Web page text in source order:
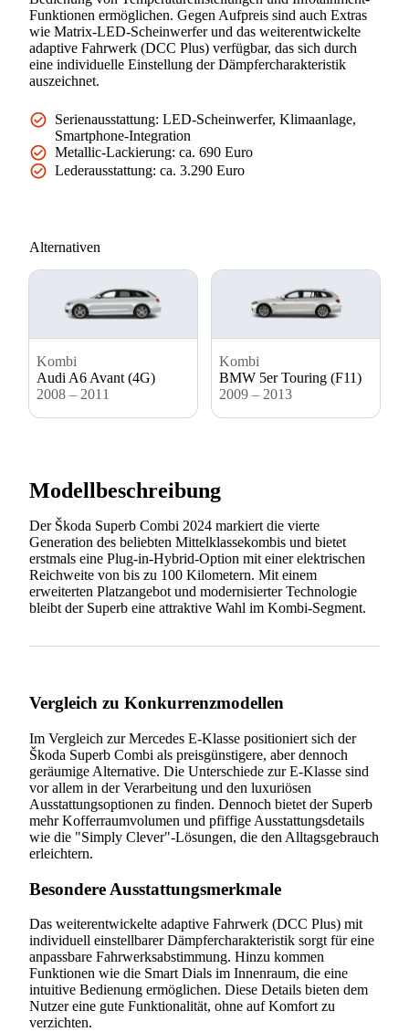
Funktionen ermöglichen. Gegen Aufpreis sind auch Extras
wie Matrix-LED-Scheinwerfer und das weiterentwickelte
adaptive Fahrwerk (DCC Plus) verfügbar, das sich durch
eine individuelle Einstellung der Dämpfercharakteristik
auszeichnet.
Serienausstattung: LED-Scheinwerfer, Klimaanlage,
Smartphone-Integration
Metallic-Lackierung: ca. 690 Euro
Lederausstattung: ca. 3.290 Euro
Alternativen
Kombi
Audi A6 Avant (4G)
2008 – 2011
Kombi
BMW 5er Touring (F11)
2009 – 2013
Modellbeschreibung
Der Škoda Superb Combi 2024 markiert die vierte
Generation des beliebten Mittelklassekombis und bietet
erstmals eine Plug-in-Hybrid-Option mit einer elektrischen
Reichweite von bis zu 100 Kilometern. Mit einem
erweiterten Platzangebot und modernisierter Technologie
bleibt der Superb eine attraktive Wahl im Kombi-Segment.
Vergleich zu Konkurrenzmodellen
Im Vergleich zur Mercedes E-Klasse positioniert sich der
Škoda Superb Combi als preisgünstigere, aber dennoch
geräumige Alternative. Die Unterschiede zur E-Klasse sind
vor allem in der Verarbeitung und den luxuriösen
Ausstattungsoptionen zu finden. Dennoch bietet der Superb
mehr Kofferraumvolumen und pfiffige Ausstattungsdetails
wie die "Simply Clever"-Lösungen, die den Alltagsgebrauch
erleichtern.
Besondere Ausstattungsmerkmale
Das weiterentwickelte adaptive Fahrwerk (DCC Plus) mit
individuell einstellbarer Dämpfercharakteristik sorgt für eine
anpassbare Fahrwerksabstimmung. Hinzu kommen
Funktionen wie die Smart Dials im Innenraum, die eine
intuitive Bedienung ermöglichen. Diese Details bieten dem
Nutzer eine gute Funktionalität, ohne auf Komfort zu
verzichten.